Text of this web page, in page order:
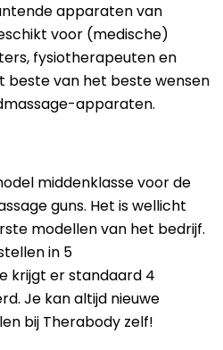
apparaten van
voor (medische)
fysiotherapeuten en
beste van het beste wensen
apparaten.
middenklasse voor de
guns. Het is wellicht
modellen van het bedrijf.
in 5
krijgt er standaard 4
Je kan altijd nieuwe
bij Therabody zelf!